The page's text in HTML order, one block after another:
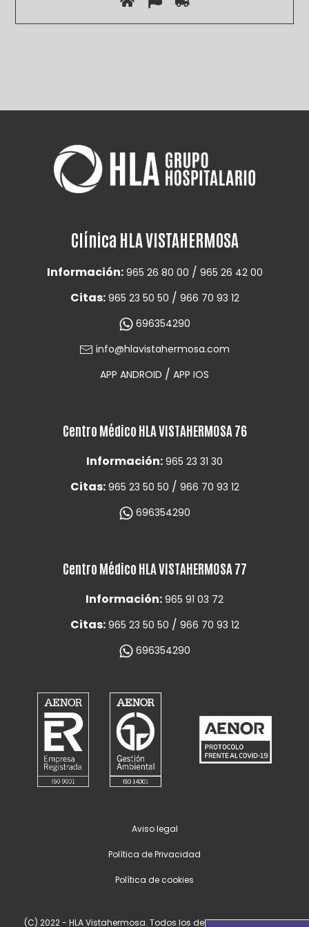
Clínica HLA VISTAHERMOSA
Información: 965 26 80 00 / 965 26 42 00
Citas: 965 23 50 50 / 966 70 93 12
696354290
info@hlavistahermosa.com
APP ANDROID / APP IOS
Centro Médico HLA VISTAHERMOSA 76
Información: 965 23 31 30
Citas: 965 23 50 50 / 966 70 93 12
696354290
Centro Médico HLA VISTAHERMOSA 77
Información: 965 91 03 72
Citas: 965 23 50 50 / 966 70 93 12
696354290
(C) 2022 - HLA Vistahermosa. Todos los derechos reservados.
Aviso legal
Política de Privacidad
Política de cookies